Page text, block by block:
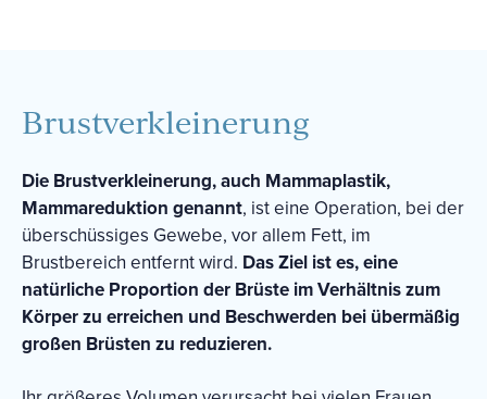
Brustverkleinerung
Die Brustverkleinerung, auch Mammaplastik,
Mammareduktion genannt, ist eine Operation, bei der
überschüssiges Gewebe, vor allem Fett, im
Brustbereich entfernt wird. Das Ziel ist es, eine
natürliche Proportion der Brüste im Verhältnis zum
Körper zu erreichen und Beschwerden bei übermäßig
großen Brüsten zu reduzieren.